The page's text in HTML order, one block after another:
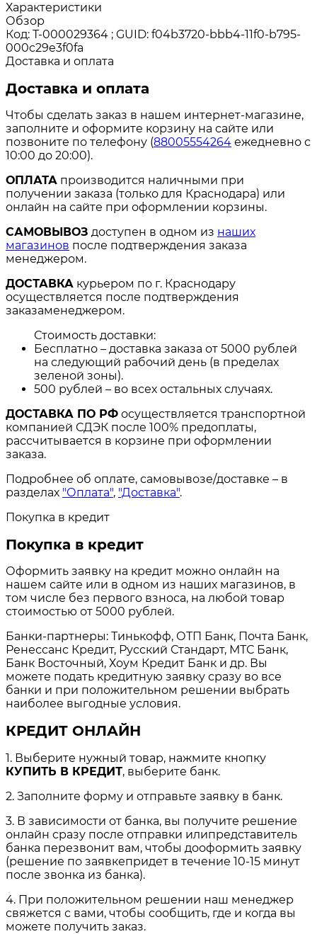
Характеристики
Обзор
Код: Т-000029364 ; GUID: f04b3720-bbb4-11f0-b795-
000c29e3f0fa
Доставка и оплата
Доставка и оплата
Чтобы сделать заказ в нашем интернет-магазине,
заполните и оформите корзину на сайте или
позвоните по телефону (88005554264 ежедневно с
10:00 до 20:00).
ОПЛАТА производится наличными при
получении заказа (только для Краснодара) или
онлайн на сайте при оформлении корзины.
САМОВЫВОЗ доступен в одном из наших
магазинов после подтверждения заказа
менеджером.
ДОСТАВКА курьером по г. Краснодару
осуществляется после подтверждения
заказаменеджером.
Стоимость доставки:
Бесплатно – доставка заказа от 5000 рублей
на следующий рабочий день (в пределах
зеленой зоны).
500 рублей – во всех остальных случаях.
ДОСТАВКА ПО РФ осуществляется транспортной
компанией СДЭК после 100% предоплаты,
рассчитывается в корзине при оформлении
заказа.
Подробнее об оплате, самовывозе/доставке – в
разделах "Оплата", "Доставка".
Покупка в кредит
Покупка в кредит
Оформить заявку на кредит можно онлайн на
нашем сайте или в одном из наших магазинов, в
том числе без первого взноса, на любой товар
стоимостью от 5000 рублей.
Банки-партнеры: Тинькофф, ОТП Банк, Почта Банк,
Ренессанс Кредит, Русский Стандарт, МТС Банк,
Банк Восточный, Хоум Кредит Банк и др. Вы
можете подать кредитную заявку сразу во все
банки и при положительном решении выбрать
наиболее выгодные условия.
КРЕДИТ ОНЛАЙН
1. Выберите нужный товар, нажмите кнопку
КУПИТЬ В КРЕДИТ, выберите банк.
2. Заполните форму и отправьте заявку в банк.
3. В зависимости от банка, вы получите решение
онлайн сразу после отправки илипредставитель
банка перезвонит вам, чтобы дооформить заявку
(решение по заявкепридет в течение 10-15 минут
после звонка из банка).
4. При положительном решении наш менеджер
свяжется с вами, чтобы сообщить, где и когда вы
можете получить заказ.